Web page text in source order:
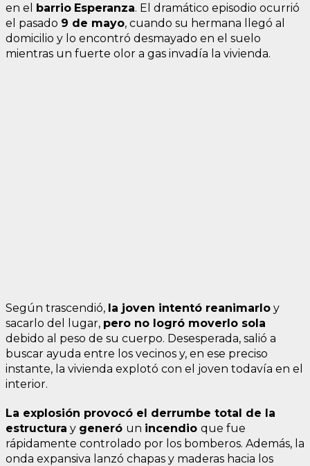
en el barrio Esperanza. El dramático episodio ocurrió
el pasado 9 de mayo, cuando su hermana llegó al
domicilio y lo encontró desmayado en el suelo
mientras un fuerte olor a gas invadía la vivienda.
Según trascendió, la joven intentó reanimarlo y
sacarlo del lugar, pero no logró moverlo sola
debido al peso de su cuerpo. Desesperada, salió a
buscar ayuda entre los vecinos y, en ese preciso
instante, la vivienda explotó con el joven todavía en el
interior.
La explosión provocó el derrumbe total de la
estructura y generó un incendio que fue
rápidamente controlado por los bomberos. Además, la
onda expansiva lanzó chapas y maderas hacia los